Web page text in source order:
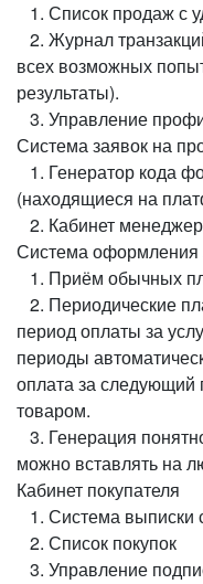
1. Список продаж с
2. Журнал
всех возможных
результаты).
3. Управление
Система заявок на
1. Генератор кода
(находящиеся на
2. Кабинет
Система оформления
1. Приём обычных
2. Периодические
период оплаты за
периоды
оплата за следующий
товаром.
3. Генерация
можно вставлять на
Кабинет покупателя
1. Система выписки
2. Список покупок
3. Управление